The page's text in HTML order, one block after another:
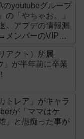
のyoutubeグループ
の「やちゃお。」
。アプデの情報漏
メンバーのVIPが
アクト）所属
」が半年前に卒業
トレア」がキャラ
が「ママはケ
」と愚痴った事が